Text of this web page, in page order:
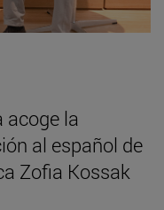
acoge la
al español de
Zofia Kossak